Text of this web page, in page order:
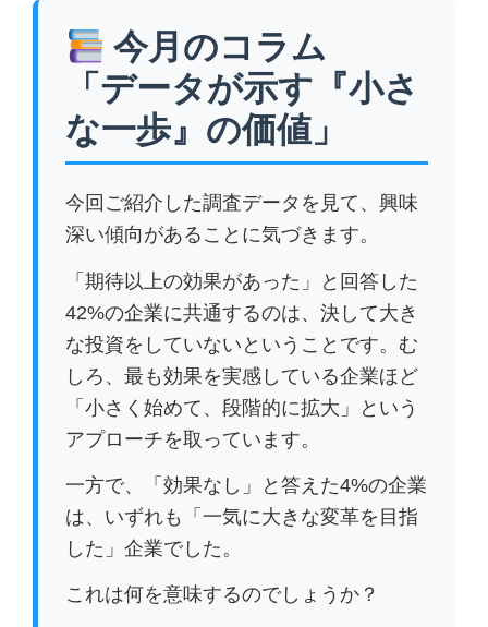
今月のコラム
「データが示す『小さ
な一歩』の価値」
今回ご紹介した調査データを見て、興味
深い傾向があることに気づきます。
「期待以上の効果があった」と回答した
42%の企業に共通するのは、決して大き
な投資をしていないということです。む
しろ、最も効果を実感している企業ほど
「小さく始めて、段階的に拡大」という
アプローチを取っています。
一方で、「効果なし」と答えた4%の企業
は、いずれも「一気に大きな変革を目指
した」企業でした。
これは何を意味するのでしょうか？